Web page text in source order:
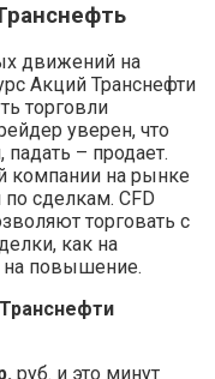
движений на
Акций Транснефти
торговли
уверен, что
падать – продает.
компании на рынке
сделкам. CFD
торговать с
как на
на повышение.
руб. и это минут